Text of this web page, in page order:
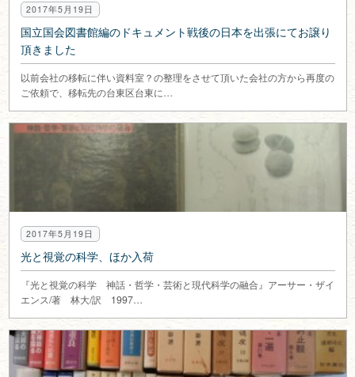
2017年5月19日
国立国会図書館編のドキュメント戦後の日本を出張にてお譲り
頂きました
以前会社の移転に伴い資料室？の整理をさせて頂いた会社の方から再度の
ご依頼で、移転先の台東区台東に…
2017年5月19日
光と視覚の科学、ほか入荷
『光と視覚の科学 神話・哲学・芸術と現代科学の融合』アーサー・ザイ
エンス/著 林大/訳 1997…